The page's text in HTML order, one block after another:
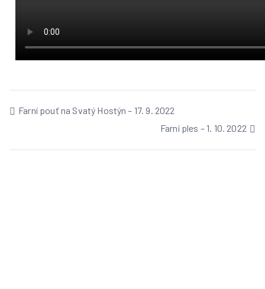
Farní pouť na Svatý Hostýn – 17. 9. 2022
Farní ples – 1. 10. 2022